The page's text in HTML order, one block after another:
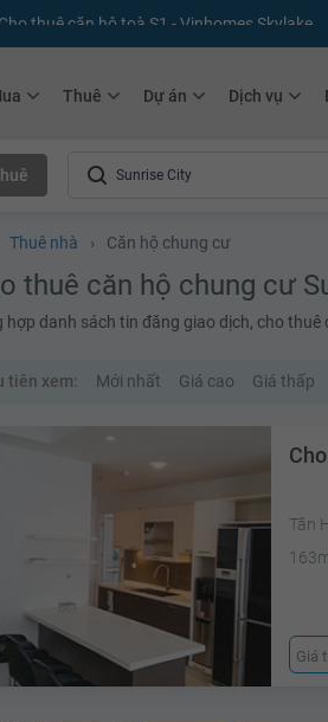
tháng +10.000Thành viên Youhomers
Thuê Dự án Dịch vụ
Thuê nhà › Căn hộ chung cư
thuê căn hộ chung cư
hợp danh sách tin đăng giao dịch, cho
tiên xem: Mới nhất Giá cao Giá thấp
Tân
Giá